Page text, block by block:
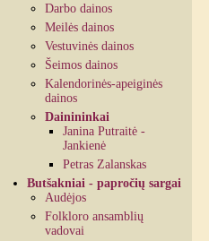
Darbo dainos
Meilės dainos
Vestuvinės dainos
Šeimos dainos
Kalendorinės-apeiginės
dainos
Dainininkai
Janina Putraitė -
Jankienė
Petras Zalanskas
Butšakniai - papročių sargai
Audėjos
Folkloro ansamblių
vadovai